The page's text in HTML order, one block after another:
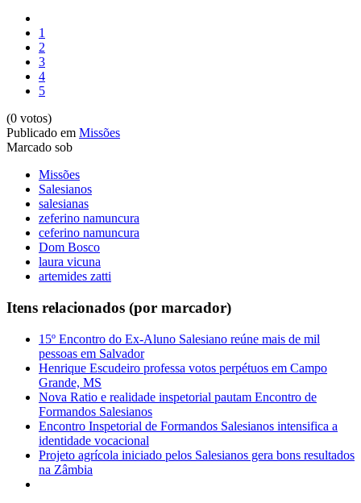
1
2
3
4
5
(0 votos)
Publicado em Missões
Marcado sob
Missões
Salesianos
salesianas
zeferino namuncura
ceferino namuncura
Dom Bosco
laura vicuna
artemides zatti
Itens relacionados (por marcador)
15º Encontro do Ex-Aluno Salesiano reúne mais de mil
pessoas em Salvador
Henrique Escudeiro professa votos perpétuos em Campo
Grande, MS
Nova Ratio e realidade inspetorial pautam Encontro de
Formandos Salesianos
Encontro Inspetorial de Formandos Salesianos intensifica a
identidade vocacional
Projeto agrícola iniciado pelos Salesianos gera bons resultados
na Zâmbia